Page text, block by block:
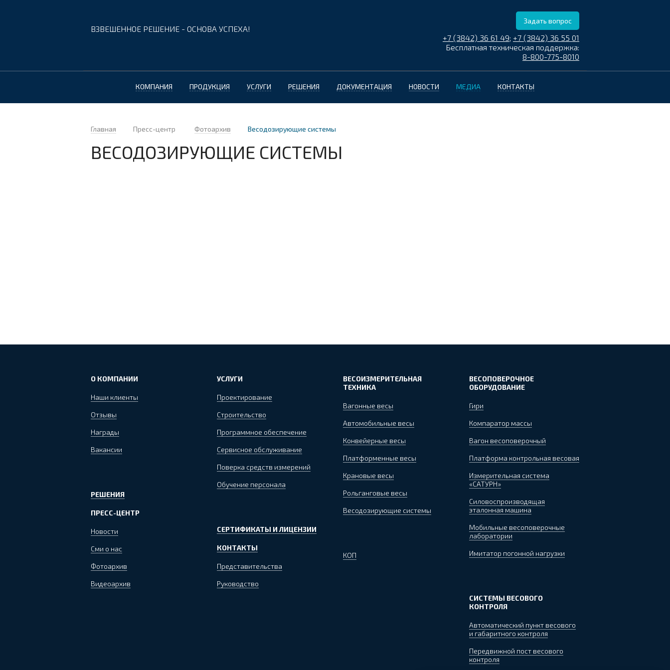
ВЗВЕШЕННОЕ РЕШЕНИЕ - ОСНОВА УСПЕХА!
Задать вопрос
+7 (3842) 36 61 49; +7 (3842) 36 55 01
Бесплатная техническая поддержка:
8-800-775-8010
КОМПАНИЯ ПРОДУКЦИЯ УСЛУГИ РЕШЕНИЯ ДОКУМЕНТАЦИЯ НОВОСТИ МЕДИА КОНТАКТЫ
Главная Пресс-центр Фотоархив Весодозирующие системы
ВЕСОДОЗИРУЮЩИЕ СИСТЕМЫ
О КОМПАНИИ
Наши клиенты
Отзывы
Награды
Вакансии
РЕШЕНИЯ
ПРЕСС-ЦЕНТР
Новости
Сми о нас
Фотоархив
Видеоархив
УСЛУГИ
Проектирование
Строительство
Программное обеспечение
Сервисное обслуживание
Поверка средств измерений
Обучение персонала
СЕРТИФИКАТЫ И ЛИЦЕНЗИИ
КОНТАКТЫ
Представительства
Руководство
ВЕСОИЗМЕРИТЕЛЬНАЯ
ТЕХНИКА
Вагонные весы
Автомобильные весы
Конвейерные весы
Платформенные весы
Крановые весы
Рольганговые весы
Весодозирующие системы
КОП
ВЕСОПОВЕРОЧНОЕ
ОБОРУДОВАНИЕ
Гири
Компаратор массы
Вагон весоповерочный
Платформа контрольная весовая
Измерительная система
«САТУРН»
Силовоспроизводящая
эталонная машина
Мобильные весоповерочные
лаборатории
Имитатор погонной нагрузки
СИСТЕМЫ ВЕСОВОГО
КОНТРОЛЯ
Автоматический пункт весового
и габаритного контроля
Передвижной пост весового
контроля